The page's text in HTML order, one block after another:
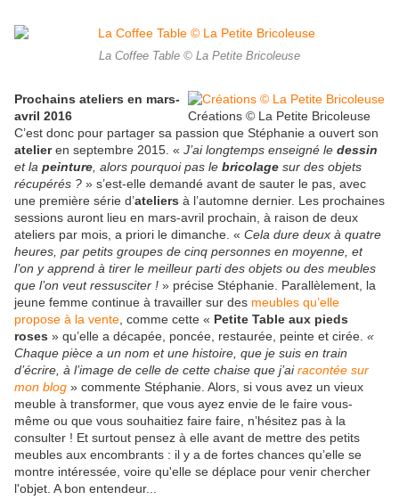
La Coffee Table © La Petite Bricoleuse
Créations © La Petite Bricoleuse
Prochains ateliers en mars-
avril 2016
C’est donc pour partager sa passion que Stéphanie a ouvert son
atelieren septembre 2015. « J’ai longtemps enseigné le dessin
et la peinture , alors pourquoi pas le bricolage sur des objets
récupérés ? » s’est-elle demandé avant de sauter le pas, avec
une première série d’ateliers à l’automne dernier. Les prochaines
sessions auront lieu en mars-avril prochain, à raison de deux
ateliers par mois, a priori le dimanche. « Cela dure deux à quatre
heures, par petits groupes de cinq personnes en moyenne, et
l’on y apprend à tirer le meilleur parti des objets ou des meubles
que l’on veut ressusciter ! » précise Stéphanie. Parallèlement, la
jeune femme continue à travailler sur des meubles qu’elle
propose à la vente , comme cette « Petite Table aux pieds
roses » qu’elle a décapée, poncée, restaurée, peinte et cirée. «
Chaque pièce a un nom et une histoire, que je suis en train
d’écrire, à l’image de celle de cette chaise que j’airacontée sur
mon blog » commente Stéphanie. Alors, si vous avez un vieux
meuble à transformer, que vous ayez envie de le faire vous-
même ou que vous souhaitiez faire faire, n’hésitez pas à la
consulter ! Et surtout pensez à elle avant de mettre des petits
meubles aux encombrants : il y a de fortes chances qu’elle se
montre intéressée, voire qu'elle se déplace pour venir chercher
l'objet. A bon entendeur...